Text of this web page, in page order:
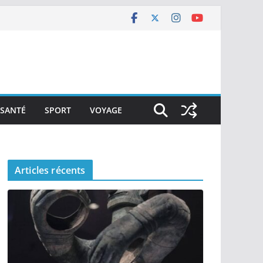
SANTÉ SPORT VOYAGE
Articles récents